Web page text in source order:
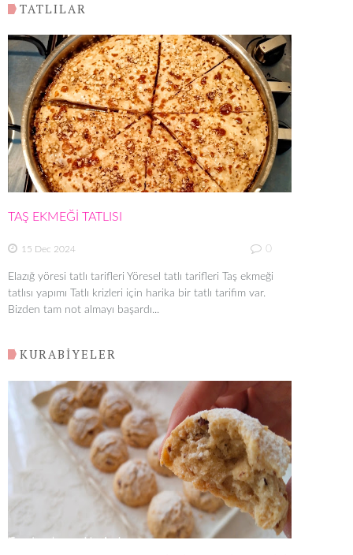
TATLILAR
TAŞ EKMEĞİ TATLISI
15 Dec 2024 0
Elazığ yöresi tatlı tarifleri Yöresel tatlı tarifleri Taş ekmeği
tatlısı yapımı Tatlı krizleri için harika bir tatlı tarifim var.
Bizden tam not almayı başardı...
KURABİYELER